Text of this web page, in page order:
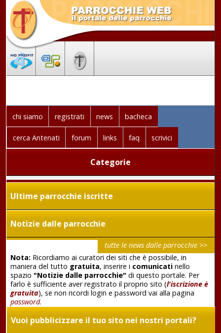
chi siamo registrati news bacheca
cerca Antenati forum links faq scrivici
Categorie
Ultime parrocchie iscritte
Notizie dalle parrocchie
tutte le news dalle parrocchie >>
Nota:Ricordiamo ai curatori dei siti che è possibile, in
maniera del tutto gratuita, inserire i comunicatinello
spazio "Notizie dalle parrocchie" di questo portale. Per
farlo è sufficiente aver registrato il proprio sito (l'iscrizione è
gratuita), se non ricordi login e password vai alla pagina
password.
Vuoi pubblicizzare il tuo sito nei nostri portali?